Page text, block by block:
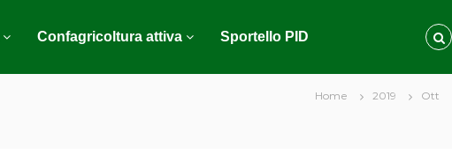
Confagricoltura attiva Sportello PID
Home 2019 Ott